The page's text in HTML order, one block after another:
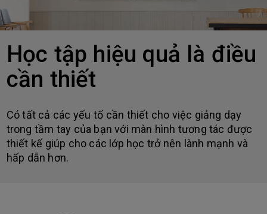
Học tập hiệu quả là điều
cần thiết
Có tất cả các yếu tố cần thiết cho việc giảng dạy
trong tầm tay của bạn với màn hình tương tác được
thiết kế giúp cho các lớp học trở nên lành mạnh và
hấp dẫn hơn.